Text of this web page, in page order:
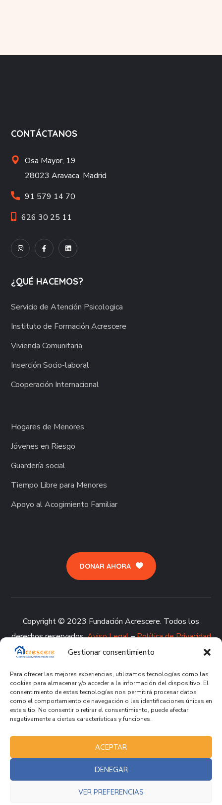
Gestionar consentimiento
Para ofrecer las mejores experiencias, utilizamos tecnologías como las
cookies para almacenar y/o acceder a la información del dispositivo. El
consentimiento de estas tecnologías nos permitirá procesar datos
como el comportamiento de navegación o las identificaciones únicas en
este sitio. No consentir o retirar el consentimiento, puede afectar
negativamente a ciertas características y funciones.
ACEPTAR
DENEGAR
VER PREFERENCIAS
CONTÁCTANOS
Osa Mayor, 19
28023 Aravaca, Madrid
91 579 14 70
626 30 25 11
¿QUÉ HACEMOS?
Servicio de Atención Psicologica
Instituto de Formación Acrescere
Vivienda Comunitaria
Inserción Socio-laboral
Cooperación Internacional
Hogares de Menores
Jóvenes en Riesgo
Guardería social
Tiempo Libre para Menores
Apoyo al Acogimiento Familiar
DONAR AHORA
Copyright © 2023 Fundación Acrescere. Todos los
derechos reservados.Aviso Legal–Política de Privacidad
–Política de Cookies–Política de Calidad